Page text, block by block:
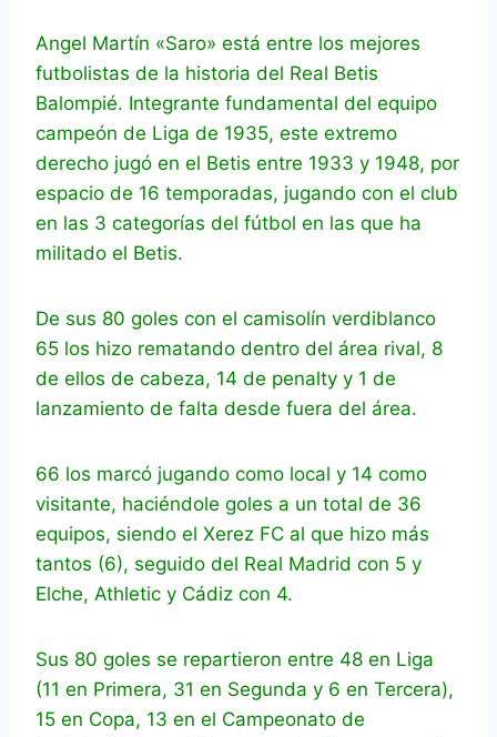
Angel Martín «Saro» está entre los mejores
futbolistas de la historia del Real Betis
Balompié. Integrante fundamental del equipo
campeón de Liga de 1935, este extremo
derecho jugó en el Betis entre 1933 y 1948, por
espacio de 16 temporadas, jugando con el club
en las 3 categorías del fútbol en las que ha
militado el Betis.
De sus 80 goles con el camisolín verdiblanco
65 los hizo rematando dentro del área rival, 8
de ellos de cabeza, 14 de penalty y 1 de
lanzamiento de falta desde fuera del área.
66 los marcó jugando como local y 14 como
visitante, haciéndole goles a un total de 36
equipos, siendo el Xerez FC al que hizo más
tantos (6), seguido del Real Madrid con 5 y
Elche, Athletic y Cádiz con 4.
Sus 80 goles se repartieron entre 48 en Liga
(11 en Primera, 31 en Segunda y 6 en Tercera),
15 en Copa, 13 en el Campeonato de